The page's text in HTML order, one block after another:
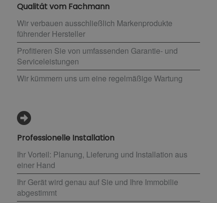
Qualität vom Fachmann
Wir verbauen ausschließlich Markenprodukte
führender Hersteller
Profitieren Sie von umfassenden Garantie- und
Serviceleistungen
Wir kümmern uns um eine regelmäßige Wartung
Professionelle Installation
Ihr Vorteil: Planung, Lieferung und Installation aus
einer Hand
Ihr Gerät wird genau auf Sie und Ihre Immobilie
abgestimmt